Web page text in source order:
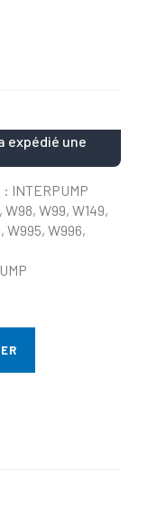
expédié une
INTERPUMP
W99, W149,
W995, W996,